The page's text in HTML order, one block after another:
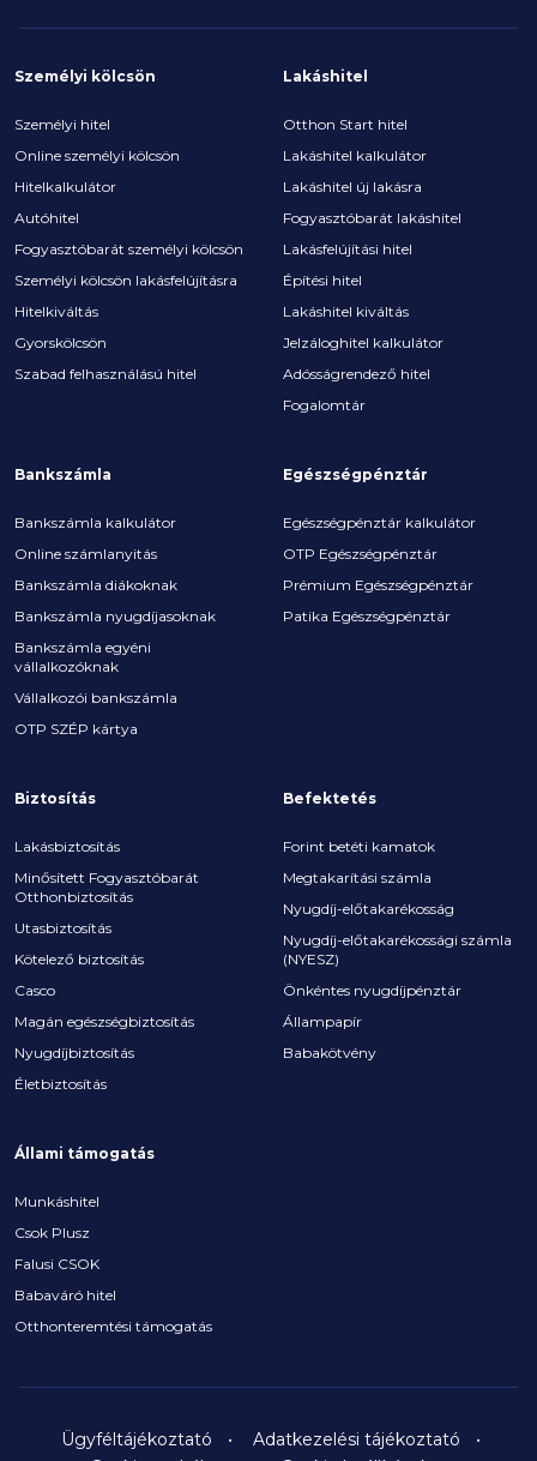
Személyi kölcsön
Személyi hitel
Online személyi kölcsön
Hitelkalkulátor
Autóhitel
Fogyasztóbarát személyi kölcsön
Személyi kölcsön lakásfelújításra
Hitelkiváltás
Gyorskölcsön
Szabad felhasználású hitel
Lakáshitel
Otthon Start hitel
Lakáshitel kalkulátor
Lakáshitel új lakásra
Fogyasztóbarát lakáshitel
Lakásfelújítási hitel
Építési hitel
Lakáshitel kiváltás
Jelzáloghitel kalkulátor
Adósságrendező hitel
Fogalomtár
Bankszámla
Bankszámla kalkulátor
Online számlanyitás
Bankszámla diákoknak
Bankszámla nyugdíjasoknak
Bankszámla egyéni
vállalkozóknak
Vállalkozói bankszámla
OTP SZÉP kártya
Egészségpénztár
Egészségpénztár kalkulátor
OTP Egészségpénztár
Prémium Egészségpénztár
Patika Egészségpénztár
Biztosítás
Lakásbiztosítás
Minősített Fogyasztóbarát
Otthonbiztosítás
Utasbiztosítás
Kötelező biztosítás
Casco
Magán egészségbiztosítás
Nyugdíjbiztosítás
Életbiztosítás
Befektetés
Forint betéti kamatok
Megtakarítási számla
Nyugdíj-előtakarékosság
Nyugdíj-előtakarékossági számla
(NYESZ)
Önkéntes nyugdíjpénztár
Állampapír
Babakötvény
Állami támogatás
Munkáshitel
Csok Plusz
Falusi CSOK
Babaváró hitel
Otthonteremtési támogatás
Ügyféltájékoztató
Adatkezelési tájékoztató